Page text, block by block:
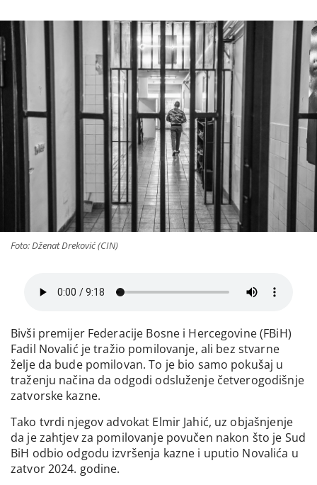
Foto: Dženat Dreković (CIN)
Bivši premijer Federacije Bosne i Hercegovine (FBiH)
Fadil Novalić je tražio pomilovanje, ali bez stvarne
želje da bude pomilovan. To je bio samo pokušaj u
traženju načina da odgodi odsluženje četverogodišnje
zatvorske kazne.
Tako tvrdi njegov advokat Elmir Jahić, uz objašnjenje
da je zahtjev za pomilovanje povučen nakon što je Sud
BiH odbio odgodu izvršenja kazne i uputio Novalića u
zatvor 2024. godine.